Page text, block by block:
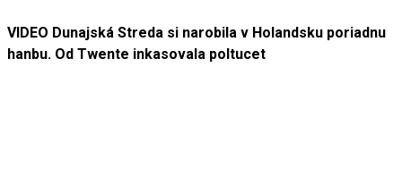
VIDEO Dunajská Streda si narobila v Holandsku poriadnu
hanbu. Od Twente inkasovala poltucet